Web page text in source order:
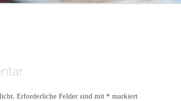
Erforderliche Felder sind mit * markiert